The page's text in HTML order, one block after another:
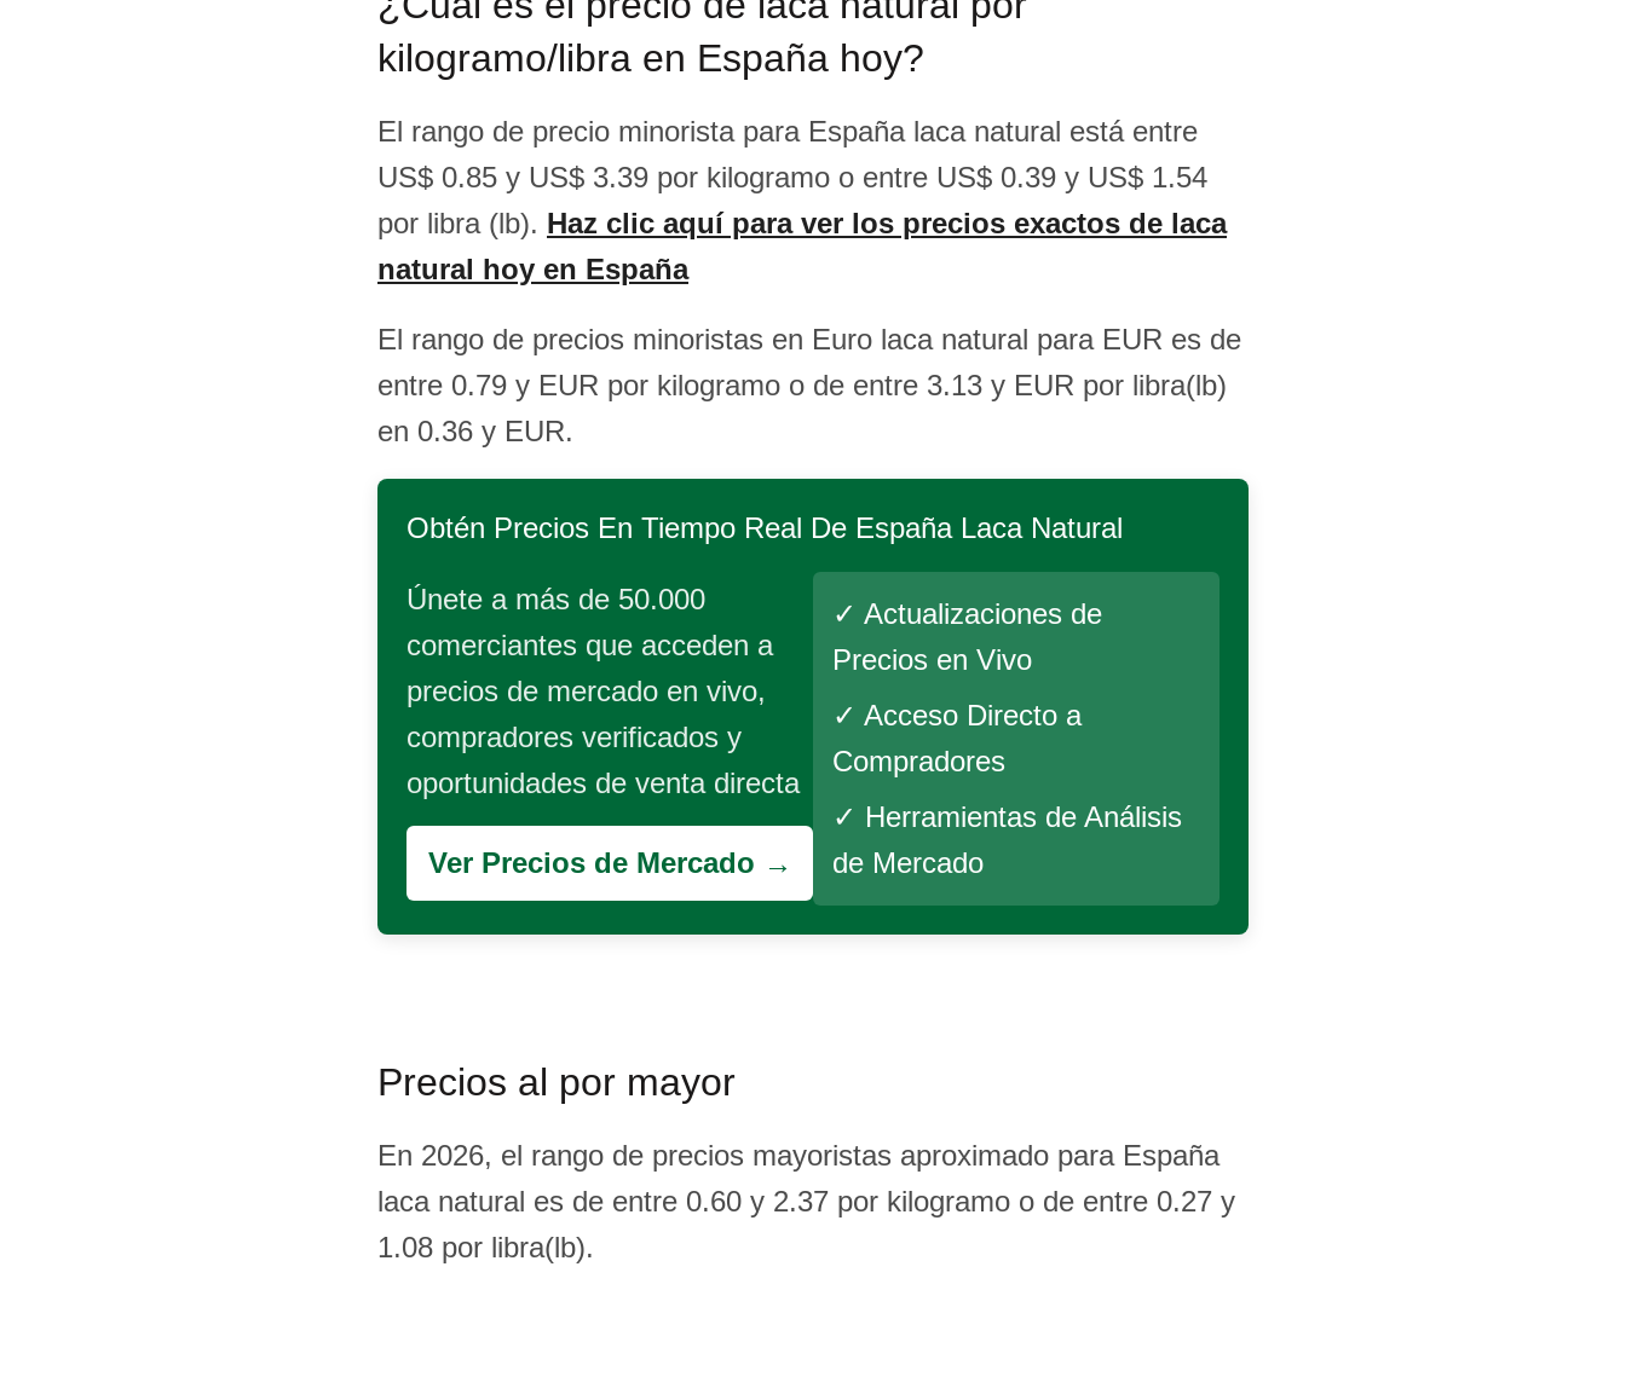
kilogramo/libra en España hoy?
El rango de precio minorista para España laca natural está entre
US$ 0.85 y US$ 3.39 por kilogramo o entre US$ 0.39 y US$ 1.54
por libra (lb). Haz clic aquí para ver los precios exactos de laca
natural hoy en España
El rango de precios minoristas en Euro laca natural para EUR es de
entre 0.79 y EUR por kilogramo o de entre 3.13 y EUR por libra(lb)
en 0.36 y EUR.
Obtén Precios En Tiempo Real De España Laca Natural
Únete a más de 50.000
comerciantes que acceden a
precios de mercado en vivo,
compradores verificados y
oportunidades de venta directa
Ver Precios de Mercado →
✓ Actualizaciones de
Precios en Vivo
✓ Acceso Directo a
Compradores
✓ Herramientas de Análisis
de Mercado
Precios al por mayor
En 2026, el rango de precios mayoristas aproximado para España
laca natural es de entre 0.60 y 2.37 por kilogramo o de entre 0.27 y
1.08 por libra(lb).